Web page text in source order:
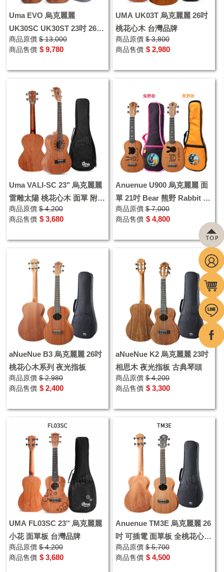
Uma EVO 烏克麗麗
UK30SC UK30ST 23吋 26吋
全單板 相思木
商品原價 $ 13,000
商品售價 $ 9,780
UMA UK03T 烏克麗麗 26吋
桃花心木 台灣品牌
商品原價 $ 3,800
商品售價 $ 2,980
Uma VALI-SC 23" 烏克麗麗
雷雕太陽 桃花心木 面單 附原
廠袋
商品原價 $ 4,200
商品售價 $ 3,680
Anuenue U900 烏克麗麗 面
單 21吋 Bear 熊野 Rabbit 兔
野
商品原價 $ 7,000
商品售價 $ 4,800
aNueNue B3 烏克麗麗 26吋
桃花心木系列 夜光指板
商品原價 $ 2,980
商品售價 $ 2,400
aNueNue K2 烏克麗麗 23吋
相思木 夜光指板 古典琴頭
商品原價 $ 4,200
商品售價 $ 3,300
UMA FL03SC 23'' 烏克麗麗
小花 面單板 台灣品牌
商品原價 $ 4,200
商品售價 $ 3,680
Anuenue TM3E 烏克麗麗 26
吋 可插電 面單板 全桃花心
指板夜光
商品原價 $ 5,700
商品售價 $ 4,500